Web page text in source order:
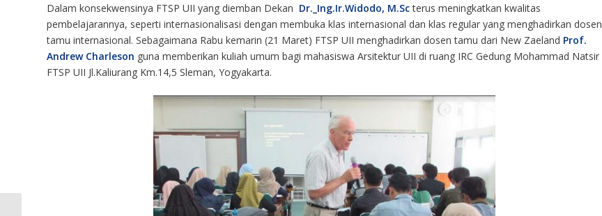
Dalam konsekwensinya FTSP UII yang diemban Dekan Dr._Ing.Ir.Widodo, M.Scterus meningkatkan kwalitas
pembelajarannya, seperti internasionalisasi dengan membuka klas internasional dan klas regular yang menghadirkan dosen
tamu internasional. Sebagaimana Rabu kemarin (21 Maret) FTSP UII menghadirkan dosen tamu dari New Zaeland Prof.
Andrew Charleson guna memberikan kuliah umum bagi mahasiswa Arsitektur UII di ruang IRC Gedung Mohammad Natsir
FTSP UII Jl.Kaliurang Km.14,5 Sleman, Yogyakarta.